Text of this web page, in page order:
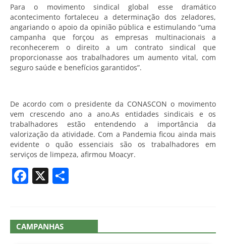
Para o movimento sindical global esse dramático
acontecimento fortaleceu a determinação dos zeladores,
angariando o apoio da opinião pública e estimulando “uma
campanha que forçou as empresas multinacionais a
reconhecerem o direito a um contrato sindical que
proporcionasse aos trabalhadores um aumento vital, com
seguro saúde e benefícios garantidos”.
De acordo com o presidente da CONASCON o movimento
vem crescendo ano a ano.As entidades sindicais e os
trabalhadores estão entendendo a importância da
valorização da atividade. Com a Pandemia ficou ainda mais
evidente o quão essenciais são os trabalhadores em
serviços de limpeza, afirmou Moacyr.
Facebook
X
CAMPANHAS